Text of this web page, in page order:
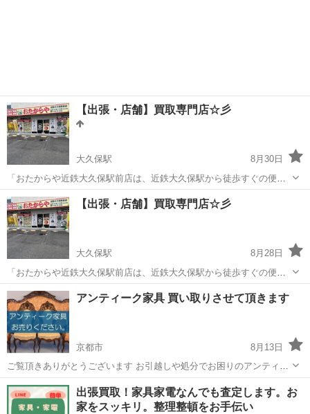
【出張・店舗】買取専門店☆彡
大久保駅
8月30日
「おたからや近鉄大久保駅前店は、近鉄大久保駅から徒歩すぐの便利
な場所にある 買取専門店 です。 地域の皆さまに安心してご利用いた
だけるよう、誠実で丁寧な対応を心がけ、幅広いお品物を 高価買取・
京都 城陽市 大久保駅 リサイクルショップ
【出張・店舗】買取専門店☆彡
大久保駅
8月28日
「おたからや近鉄大久保駅前店は、近鉄大久保駅から徒歩すぐの便利
な場所にある 買取専門店 です。 地域の皆さまに安心してご利用いた
だけるよう、誠実で丁寧な対応を心がけ、幅広いお品物を 高価買取・
京都 宇治市 リサイクルショップ 買取
アンティーク家具 買い取りさせて頂きます
京都市
8月13日
ご覧頂きありがとうございます お引越しや処分でお困りのアンティー
ク家具など買い取りさせて頂きます。 お値段付く物付かないものござ
いますが、なんとか頑張ってお値段付けさせていただければと思いま
す どんな物でも構いません、...
京都 京都市 リサイクルショップ
出張買取！家具家電なんでも査定します。お
家をスッキリ。整理整頓をお手伝い